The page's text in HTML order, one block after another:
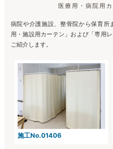
医療用・病院用
病院や介護施設、整骨院から保育
用・施設用カーテン」および「専用
ご紹介します。
施工No.01406